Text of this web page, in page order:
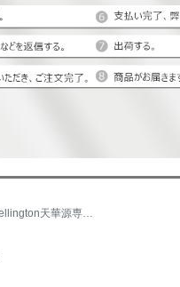
店舗：DanielWellington天華源専門店